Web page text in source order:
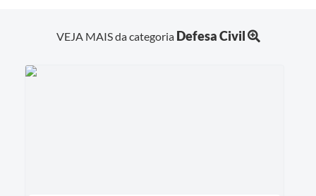
VEJA MAIS da categoria Defesa Civil